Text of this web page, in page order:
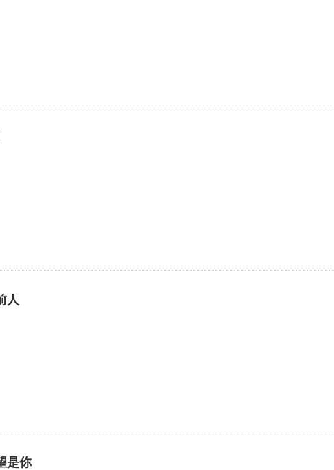
人
是你